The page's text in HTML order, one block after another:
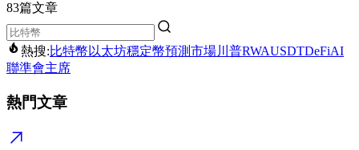
83篇文章
熱搜:比特幣 以太坊穩定幣預測市場川普RWAUSDTDeFiAI
聯準會主席
熱門文章